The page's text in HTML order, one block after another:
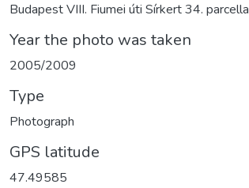
Budapest VIII. Fiumei úti Sírkert 34. parcella
Year the photo was taken
2005/2009
Type
Photograph
GPS latitude
47.49585